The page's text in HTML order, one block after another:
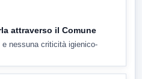
attraverso il Comune
nessuna criticità igienico-